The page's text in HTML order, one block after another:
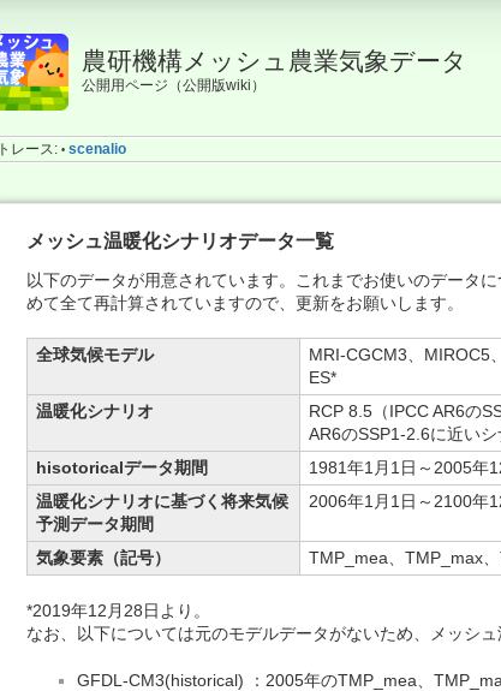
農研機構メッシュ農業気象データ
公開用ページ（公開版wiki）
トレース: • scenalio
メッシュ温暖化シナリオデータ一覧
以下のデータが用意されています。これまでお使いのデータ
めて全て再計算されていますので、更新をお願いします。
全球気候モデル
MRI-CGCM3、MIROC5
ES*
温暖化シナリオ
RCP 8.5（IPCC AR6の
AR6のSSP1-2.6に近いシ
hisotoricalデータ期間
1981年1月1日～2005年
温暖化シナリオに基づく将来気候
予測データ期間
2006年1月1日～2100年
気象要素（記号） TMP_mea、TMP_max
*2019年12月28日より。
なお、以下については元のモデルデータがないため、メッシ
GFDL-CM3(historical) ：2005年のTMP_mea、